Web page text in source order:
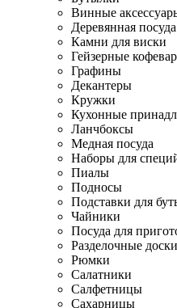
Винные
Деревянная посуда
Камни для виски
Гейзерные
Графины
Декантеры
Кружки
Кухонные
Ланчбоксы
Медная посуда
Наборы для
Пиалы
Подносы
Подставки для
Чайники
Посуда для
Разделочные доски
Рюмки
Салатники
Салфетницы
Сахарницы